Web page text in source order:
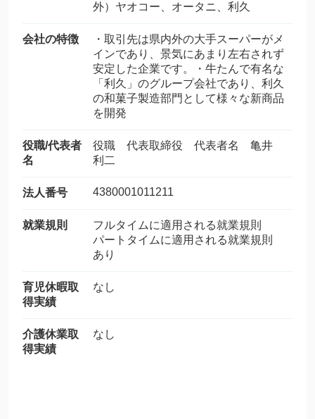
外）ヤオコー、オータニ、利久
会社の特徴
・取引先は県内外の大手スーパーがメ
インであり、景気にあまり左右されず
安定した企業です。・牛たんで有名な
「利久」のグループ会社であり、利久
の和菓子製造部門として様々な新商品
を開発
役職/代表者
名
役職 代表取締役 代表者名 亀井
利二
法人番号 4380001011211
就業規則
フルタイムに適用される就業規則
パートタイムに適用される就業規則
あり
育児休暇取
得実績
なし
介護休業取
得実績
なし